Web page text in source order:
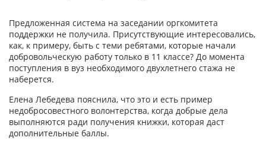
Предложенная система на заседании оргкомитета
поддержки не получила. Присутствующие интересовались,
как, к примеру, быть с теми ребятами, которые начали
добровольческую работу только в 11 классе? До момента
поступления в вуз необходимого двухлетнего стажа не
наберется.
Елена Лебедева пояснила, что это и есть пример
недобросовестного волонтерства, когда добрые дела
выполняются ради получения книжки, которая даст
дополнительные баллы.